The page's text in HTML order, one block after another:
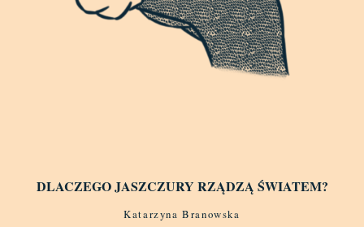
DLACZEGO JASZCZURY RZĄDZĄ ŚWIATEM?
Katarzyna Branowska